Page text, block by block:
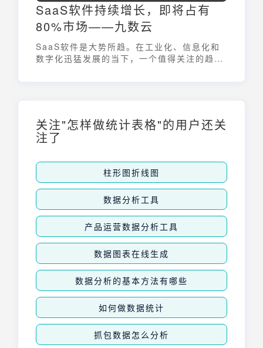
SaaS软件持续增长，即将占有
80%市场——九数云
SaaS软件是大势所趋。在工业化、信息化和
数字化迅猛发展的当下，一个值得关注的趋势
关注"怎样做统计表格"的用户还关
注了
柱形图折线图
数据分析工具
产品运营数据分析工具
数据图表在线生成
数据分析的基本方法有哪些
如何做数据统计
抓包数据怎么分析